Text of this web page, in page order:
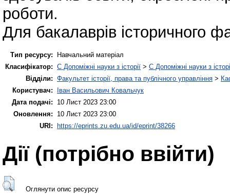
роботи.
Для бакалаврів історичного
Тип ресурсу:
Навчальний матеріал
Класифікатор: C Допоміжні науки з історії > C Допоміжні науки з
Відділи: Факультет історії, права та публічного управління >
Користувач:
Іван Васильович Ковальчук
Дата подачі:
10 Лист 2023 23:00
Оновлення:
10 Лист 2023 23:00
URI: https://eprints.zu.edu.ua/id/eprint/38266
Дії ​​(потрібно ввійти)
Оглянути опис ресурсу